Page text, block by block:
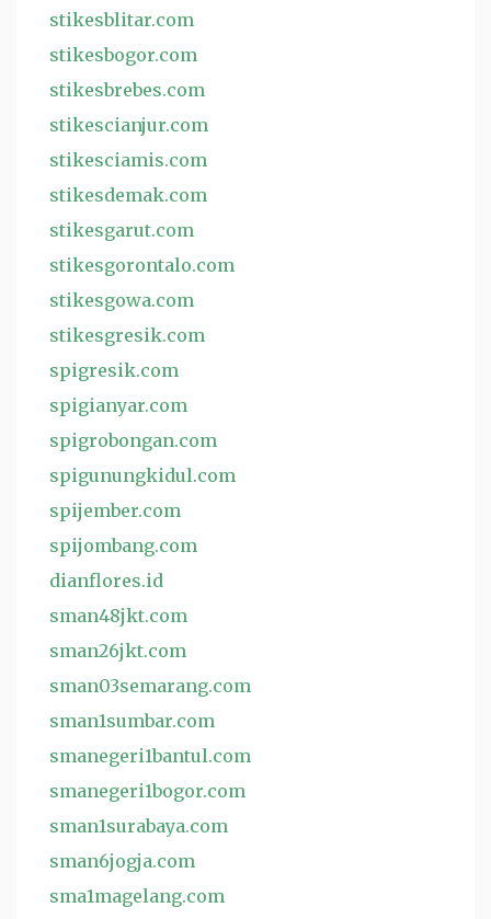
stikesblitar.com
stikesbogor.com
stikesbrebes.com
stikescianjur.com
stikesciamis.com
stikesdemak.com
stikesgarut.com
stikesgorontalo.com
stikesgowa.com
stikesgresik.com
spigresik.com
spigianyar.com
spigrobongan.com
spigunungkidul.com
spijember.com
spijombang.com
dianflores.id
sman48jkt.com
sman26jkt.com
sman03semarang.com
sman1sumbar.com
smanegeri1bantul.com
smanegeri1bogor.com
sman1surabaya.com
sman6jogja.com
sma1magelang.com